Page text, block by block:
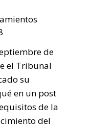
de
el Tribunal
su
en un post
de la
del